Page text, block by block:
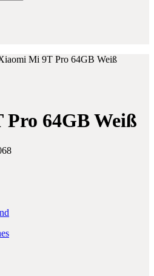
Mi 9T Pro 64GB Weiß
64GB Weiß